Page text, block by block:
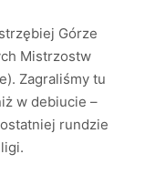
Górze
Mistrzostw
Zagraliśmy tu
w debiucie –
rundzie